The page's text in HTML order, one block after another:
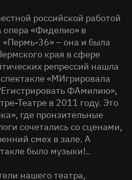
российской работой
опера «Фиделио» в
«Пермь-36» – она и была
края в сфере
репрессий нашла
«МИгрировала
ФАмилию»,
Театре в 2011 году. Это
где пронзительные
сочетались со сценами,
смех в зале. А
было музыки!..
нашего театра,